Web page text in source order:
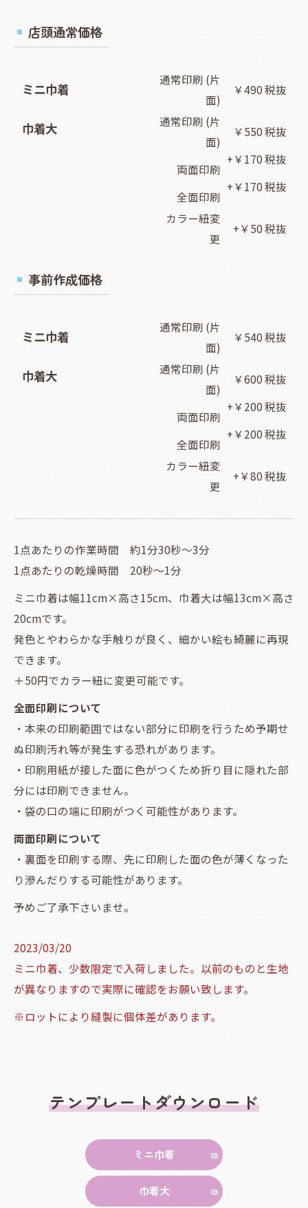
店頭通常価格
ミニ巾着
通常印刷 (片
面)
￥490 税抜
巾着大
通常印刷 (片
面)
両面印刷
全面印刷
￥550 税抜
+￥170 税抜
+￥170 税抜
カラー紐変
更
+￥50 税抜
事前作成価格
ミニ巾着
通常印刷 (片
面)
￥540 税抜
巾着大
通常印刷 (片
面)
両面印刷
全面印刷
￥600 税抜
+￥200 税抜
+￥200 税抜
カラー紐変
更
+￥80 税抜
1点あたりの作業時間 約1分30秒～3分
1点あたりの乾燥時間 20秒～1分
ミニ巾着は幅11cm×高さ15cm、巾着大は幅13cm×高さ
20cmです。
発色とやわらかな手触りが良く、細かい絵も綺麗に再現
できます。
＋50円でカラー紐に変更可能です。
全面印刷について
・本来の印刷範囲ではない部分に印刷を行うため予期せ
ぬ印刷汚れ等が発生する恐れがあります。
・印刷用紙が接した面に色がつくため折り目に隠れた部
分には印刷できません。
・袋の口の端に印刷がつく可能性があります。
両面印刷について
・裏面を印刷する際、先に印刷した面の色が薄くなった
り滲んだりする可能性があります。
予めご了承下さいませ。
2023/03/20
ミニ巾着、少数限定で入荷しました。以前のものと生地
が異なりますので実際に確認をお願い致します。
※ロットにより縫製に個体差があります。
テンプレートダウンロード
ミニ巾着
巾着大